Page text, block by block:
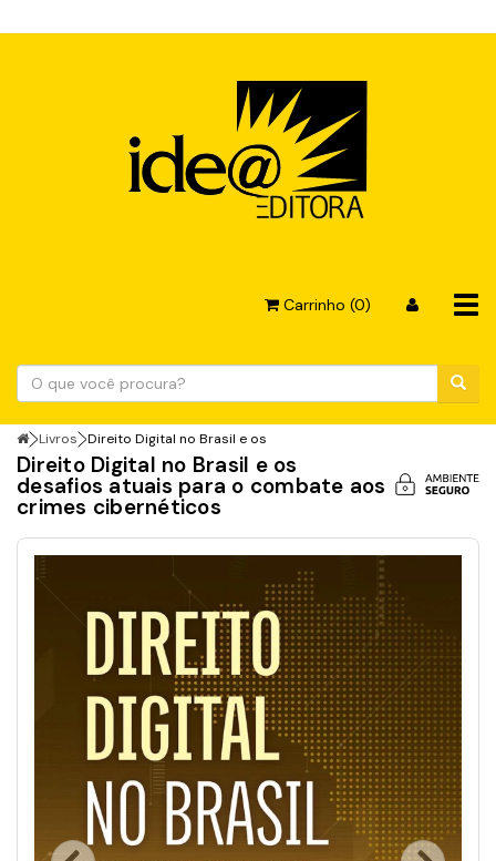
Carrinho (0)
Livros Direito Digital no Brasil e os
Direito Digital no Brasil e os
desafios atuais para o combate aos
crimes cibernéticos